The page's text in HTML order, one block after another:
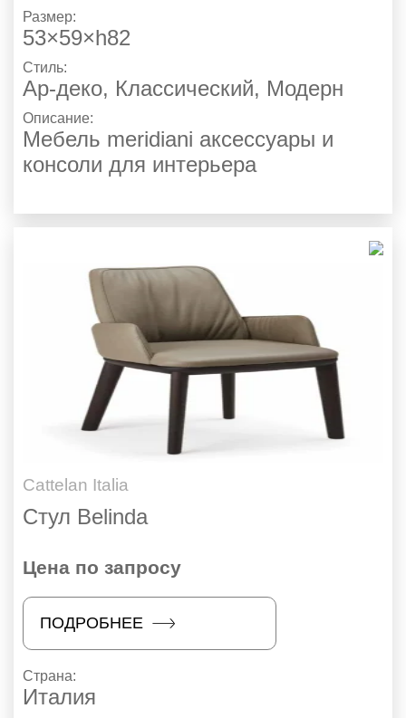
Размер:
53×59×h82
Стиль:
Ар-деко, Классический, Модерн
Описание:
Мебель meridiani аксессуары и
консоли для интерьера
Cattelan Italia
Стул Belinda
Цена по запросу
ПОДРОБНЕЕ
Страна:
Италия